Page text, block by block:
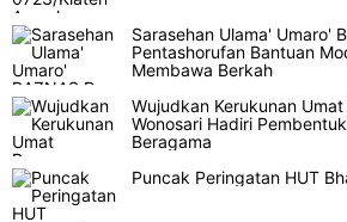
Sarasehan Ulama' Umaro'
Pentashorufan Bantuan
Membawa Berkah
Wujudkan Kerukunan
Wonosari Hadiri
Beragama
Puncak Peringatan HUT